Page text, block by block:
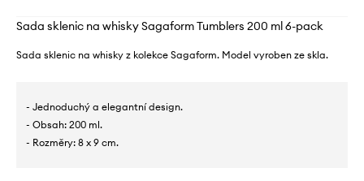
Sada sklenic na whisky Sagaform Tumblers 200 ml 6-pack
Sada sklenic na whisky z kolekce Sagaform. Model vyroben ze skla.
- Jednoduchý a elegantní design.
- Obsah: 200 ml.
- Rozměry: 8 x 9 cm.